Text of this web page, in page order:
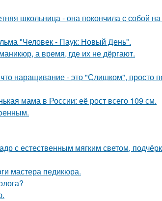
школьница - она покончила с собой
"Человек - Паук: Новый День".
а время, где их не дёргают.
наращивание - это "Слишком", просто
мама в России: её рост всего 109 см.
с естественным мягким светом,
мастера педикюра.